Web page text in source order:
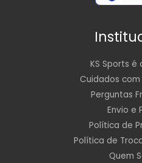
KS Sports é
Cuidados
Perguntas
Envio e
Política de
Política de
Quem